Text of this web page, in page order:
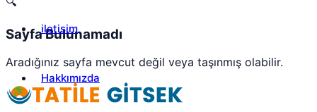
iletisim
Hakkımızda
Sayfa Bulunamadı
Aradığınız sayfa mevcut değil veya taşınmış olabilir.